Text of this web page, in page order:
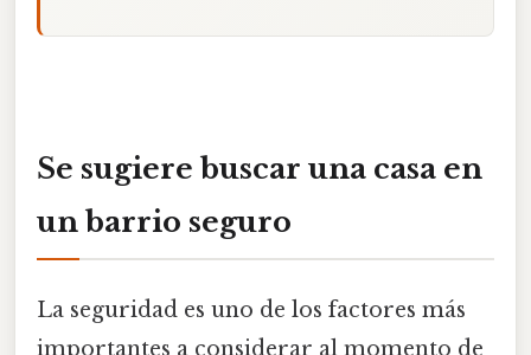
Se sugiere buscar una casa en
un barrio seguro
La seguridad es uno de los factores más
importantes a considerar al momento de